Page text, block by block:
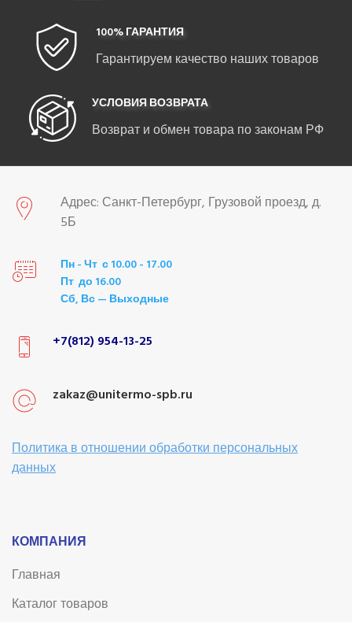
100% ГАРАНТИЯ
Гарантируем качество наших товаров
УСЛОВИЯ ВОЗВРАТА
Возврат и обмен товара по законам РФ
Адрес: Санкт-Петербург, Грузовой проезд, д.
5Б
Пн - Чт с 10.00 - 17.00
Пт до 16.00
Сб, Вс — Выходные
+7(812) 954-13-25
zakaz@unitermo-spb.ru
Политика в отношении обработки персональных
данных
КОМПАНИЯ
Главная
Каталог товаров